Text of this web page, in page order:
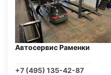
Автосервис Раменки
+7 (495) 135-42-87